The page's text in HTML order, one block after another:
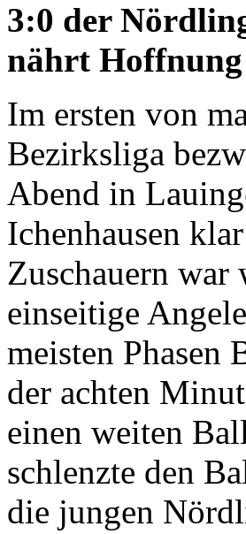
3:0 der
nährt
Im ersten von
Bezirksliga
Abend in
Ichenhausen
Zuschauern war
einseitige
meisten
der achten
einen weiten
schlenzte den
die jungen